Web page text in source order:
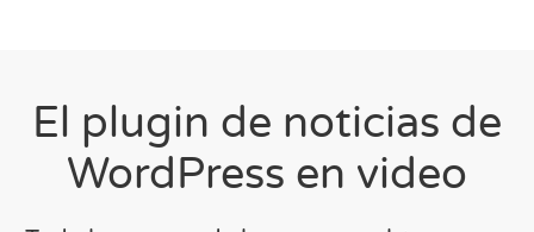
El plugin de noticias de
WordPress en video